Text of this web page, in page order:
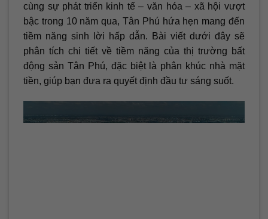
cùng sự phát triển kinh tế – văn hóa – xã hội vượt
bậc trong 10 năm qua, Tân Phú hứa hẹn mang đến
tiềm năng sinh lời hấp dẫn. Bài viết dưới đây sẽ
phân tích chi tiết về tiềm năng của thị trường bất
động sản Tân Phú, đặc biệt là phân khúc nhà mặt
tiền, giúp bạn đưa ra quyết định đầu tư sáng suốt.